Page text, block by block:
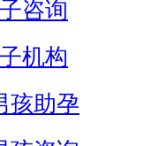
咨询
机构
孩助孕